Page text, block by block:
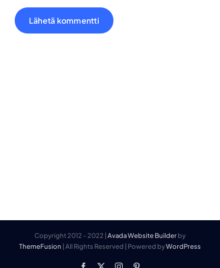
Copyright 2012 - 2022 | Avada Website Builderby
ThemeFusion | All Rights Reserved | Powered byWordPress
Facebook Instagram